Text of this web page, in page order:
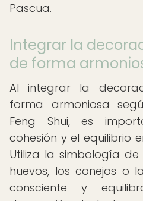
Pascua.
Integrar la
de forma
Al integrar la
forma armoniosa
Feng Shui, es
cohesión y el equilibrio
Utiliza la simbología
huevos, los conejos o
consciente y